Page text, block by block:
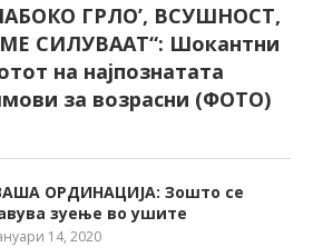
ГРЛО’, ВСУШНОСТ,
СИЛУВААТ“: Шокантни
на најпознатата
за возрасни (ФОТО)
ОРДИНАЦИЈА: Зошто се
зуење во ушите
14, 2020